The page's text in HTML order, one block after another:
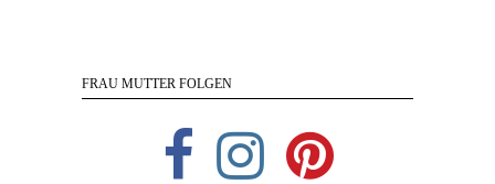
FRAU MUTTER FOLGEN